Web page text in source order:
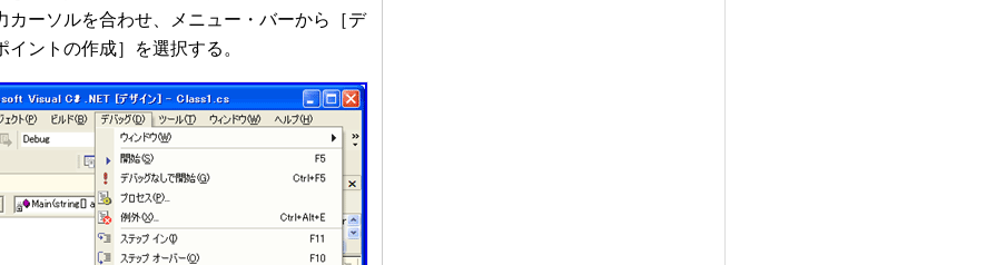
カーソルを合わせ、メニュー・バーから［デ
ントの作成］を選択する。